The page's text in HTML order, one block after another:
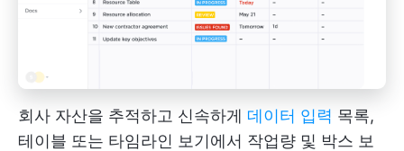
회사 자산을 추적하고 신속하게 데이터 입력 목록,
테이블 또는 타임라인 보기에서 작업량 및 박스 보